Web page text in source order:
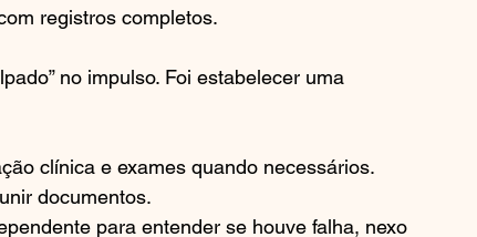
registros completos.
no impulso. Foi estabelecer uma
clínica e exames quando necessários.
documentos.
para entender se houve falha, nexo